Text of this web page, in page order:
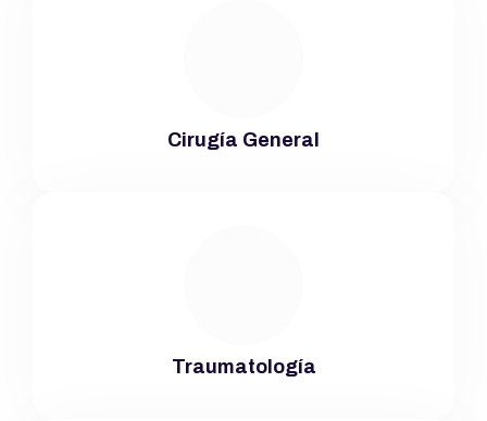
Cirugía General
Traumatología